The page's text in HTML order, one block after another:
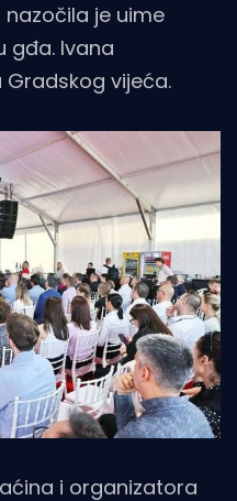
je uime
gđa. Ivana
vijeća.
i organizatora